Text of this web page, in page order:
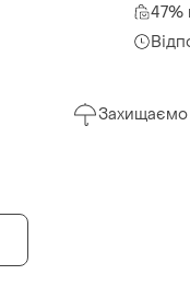
47%
Захищаємо